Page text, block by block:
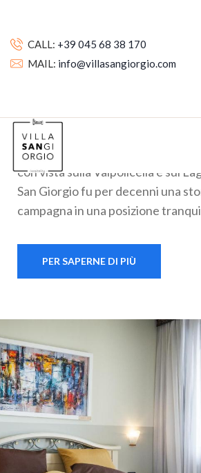
CALL: +39 045 68 38 170
MAIL: info@villasangiorgio.com
ABOUT
Confortevoli
Situata tra le verdi colline della
con vista sulla Valpolicella e sul
San Giorgio fu per decenni una
campagna in una posizione
PER SAPERNE DI PIÙ